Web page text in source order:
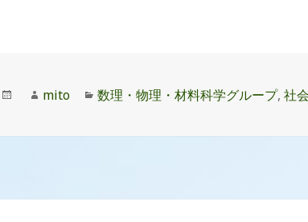
日:
作
者
mito
カ
ゴ
数理・物理・材料科学グループ,社